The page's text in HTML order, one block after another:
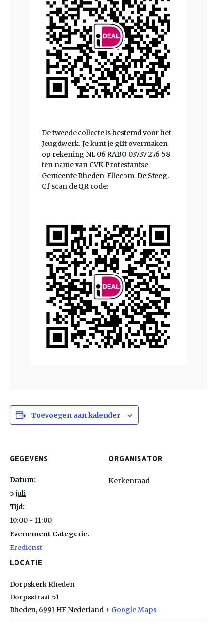
De tweede collecte is bestemd voor het
Jeugdwerk. Je kunt je gift overmaken
op rekening NL 06 RABO 03737 276 58
ten name van CVK Protestantse
Gemeente Rheden-Ellecom-De Steeg.
Of scan de QR code:
Toevoegen aan kalender
GEGEVENS
Datum:
5 juli
Tijd:
10:00 - 11:00
Evenement Categorie:
Eredienst
LOCATIE
Dorpskerk Rheden
Dorpsstraat 51
Rheden, 6991 HE Nederland + Google Maps
ORGANISATOR
Kerkenraad